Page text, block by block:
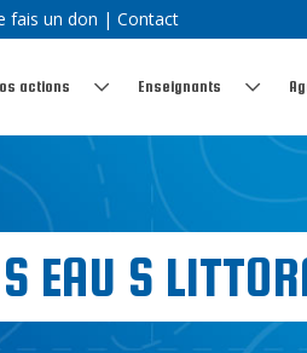
fais un don | Contact
actions Enseignants
S EAU S